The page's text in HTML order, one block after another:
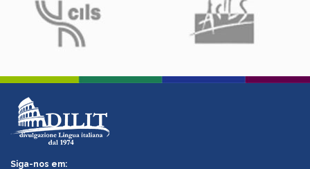
Siga-nos em: